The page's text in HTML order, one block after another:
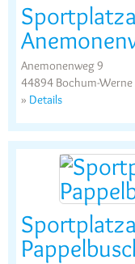
Anemonenweg 9
44894 Bochum-Werne
» Details